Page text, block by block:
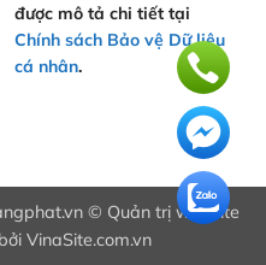
được mô tả chi tiết tại
Chính sách Bảo vệ Dữ liệu
cá nhân.
© Quản trị website
bởi VinaSite.com.vn